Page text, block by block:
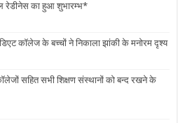
रेडीनेस का हुआ शुभारम्भ*
कॉलेज के बच्चों ने निकाला झांकी के मनोरम दृश्य
सहित सभी शिक्षण संस्थानों को बन्द रखने के